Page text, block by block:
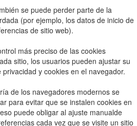
se puede perder parte de la
(por ejemplo, los datos de inicio de
de sitio web).
más preciso de las cookies
sitio, los usuarios pueden ajustar su
y cookies en el navegador.
de los navegadores modernos se
para evitar que se instalen cookies en
puede obligar al ajuste manualde
cada vez que se visite un sitio